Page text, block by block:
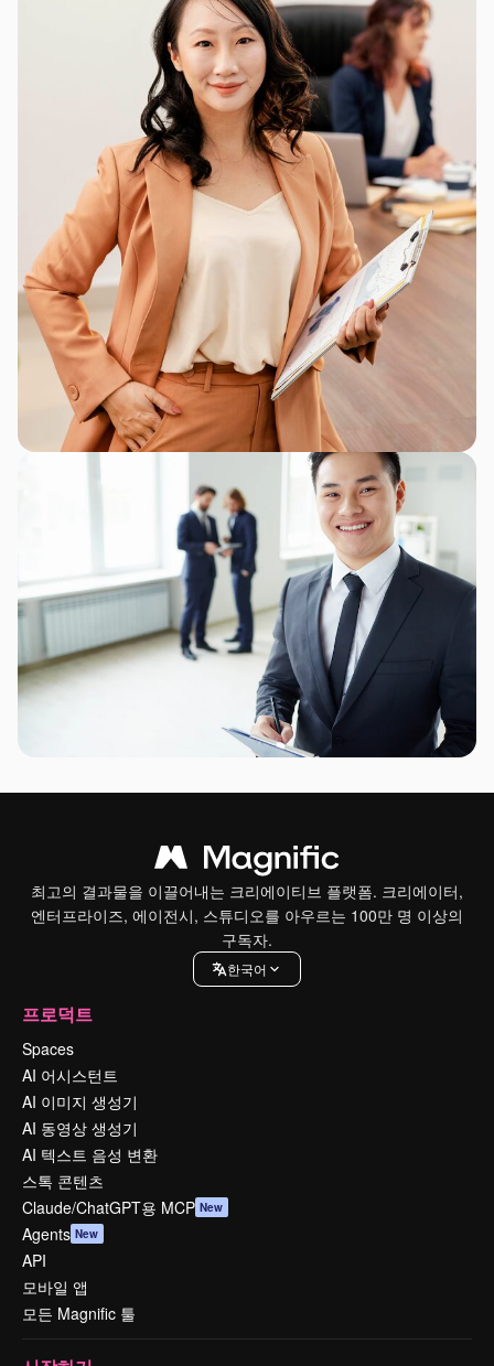
최고의 결과물을 이끌어내는 크리에이티브 플랫폼. 크리에이터,
엔터프라이즈, 에이전시, 스튜디오를 아우르는 100만 명 이상의
구독자.
한국어
프로덕트
Spaces
AI 어시스턴트
AI 이미지 생성기
AI 동영상 생성기
AI 텍스트 음성 변환
스톡 콘텐츠
Claude/ChatGPT용 MCP New
Agents New
API
모바일 앱
모든 Magnific 툴